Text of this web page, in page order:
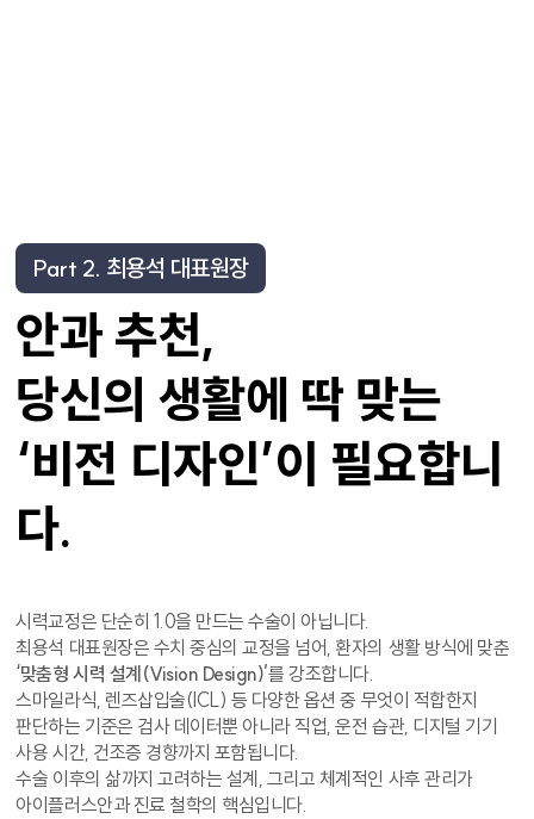
Part 2. 최용석 대표원장
안과 추천,
당신의 생활에 딱 맞는
‘비전 디자인’이 필요합니
다.
시력교정은 단순히 1.0을 만드는 수술이 아닙니다.
최용석 대표원장은 수치 중심의 교정을 넘어, 환자의 생활 방식에 맞춘
‘맞춤형 시력 설계(Vision Design)’를 강조합니다.
스마일라식, 렌즈삽입술(ICL) 등 다양한 옵션 중 무엇이 적합한지
판단하는 기준은 검사 데이터뿐 아니라 직업, 운전 습관, 디지털 기기
사용 시간, 건조증 경향까지 포함됩니다.
수술 이후의 삶까지 고려하는 설계, 그리고 체계적인 사후 관리가
아이플러스안과 진료 철학의 핵심입니다.